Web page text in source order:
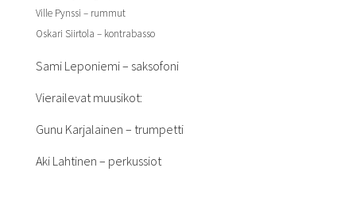
Ville Pynssi – rummut
Oskari Siirtola – kontrabasso
Sami Leponiemi – saksofoni
Vierailevat muusikot:
Gunu Karjalainen – trumpetti
Aki Lahtinen – perkussiot